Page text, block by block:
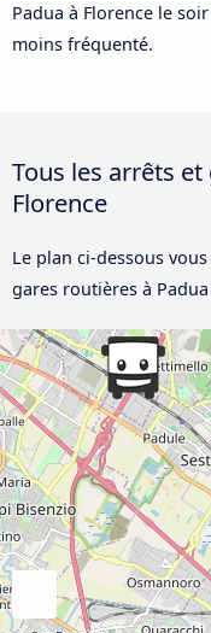
Padua à Florence le
moins fréquenté.
Tous les arrêts
Florence
Le plan ci-dessous
gares routières à